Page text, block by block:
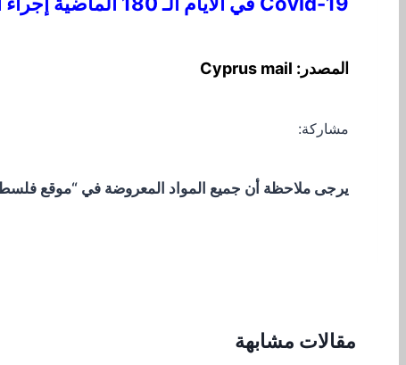
المصدر: Cyprus mail
مشاركة:
يرجى ملاحظة أن جميع المواد المعروضة في “موقع
مقالات مشابهة